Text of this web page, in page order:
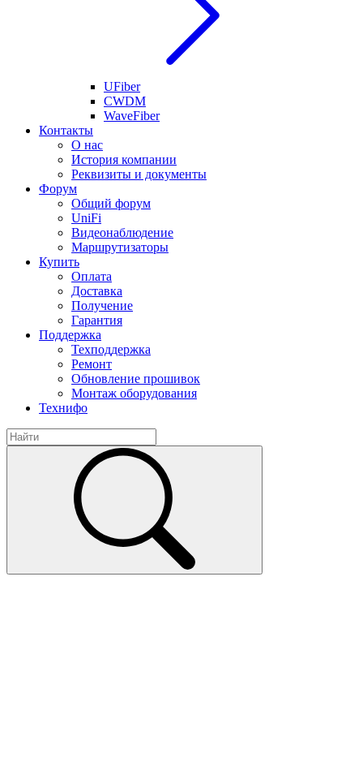
UFiber
CWDM
WaveFiber
Контакты
О нас
История компании
Реквизиты и документы
Форум
Общий форум
UniFi
Видеонаблюдение
Маршрутизаторы
Купить
Оплата
Доставка
Получение
Гарантия
Поддержка
Техподдержка
Ремонт
Обновление прошивок
Монтаж оборудования
Технифо